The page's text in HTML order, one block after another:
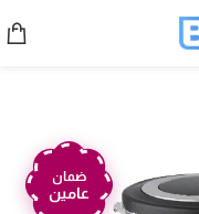
ضمان
عامين